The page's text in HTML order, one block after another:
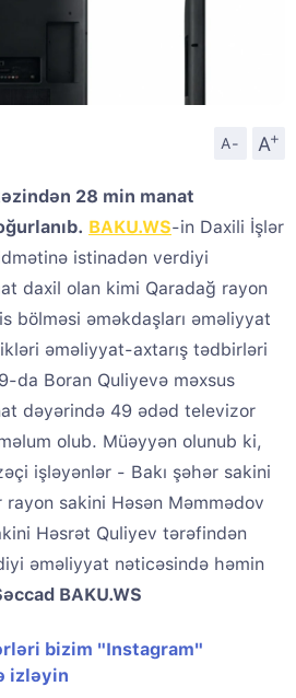
A- A
+
28 min manat
BAKU.WS-in Daxili İşlər
istinadən verdiyi
daxil olan kimi Qaradağ rayon
bölməsi əməkdaşları əməliyyat
əməliyyat-axtarış tədbirləri
da Boran Quliyevə məxsus
dəyərində 49 ədəd televizor
olub. Müəyyən olunub ki,
işləyənlər - Bakı şəhər sakini
rayon sakini Həsən Məmmədov
Həsrət Quliyev tərəfindən
əməliyyat nəticəsində həmin
BAKU.WS
bizim "Instagram"
izləyin